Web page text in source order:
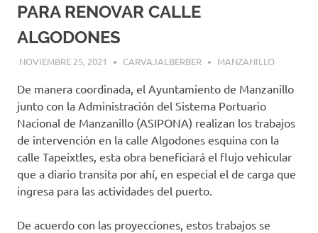
PARA RENOVAR CALLE
ALGODONES
NOVIEMBRE 25, 2021 CARVAJALBERBER MANZANILLO
De manera coordinada, el Ayuntamiento de Manzanillo
junto con la Administración del Sistema Portuario
Nacional de Manzanillo (ASIPONA) realizan los trabajos
de intervención en la calle Algodones esquina con la
calle Tapeixtles, esta obra beneficiará el flujo vehicular
que a diario transita por ahí, en especial el de carga que
ingresa para las actividades del puerto.
De acuerdo con las proyecciones, estos trabajos se